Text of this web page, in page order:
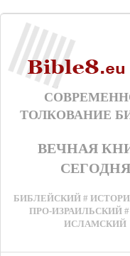
ТОЛКОВАНИЕ
ВЕЧНАЯ
СЕГОДНЯ
БИБЛЕЙСКИЙ #
ПРО-ИЗРАИЛЬСКИЙ
ИСЛАМСКИЙ